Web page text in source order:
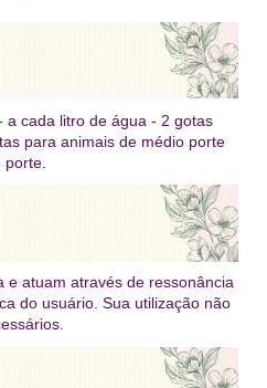
cada litro de água - 2 gotas
para animais de médio porte
porte.
e atuam através de ressonância
do usuário. Sua utilização não